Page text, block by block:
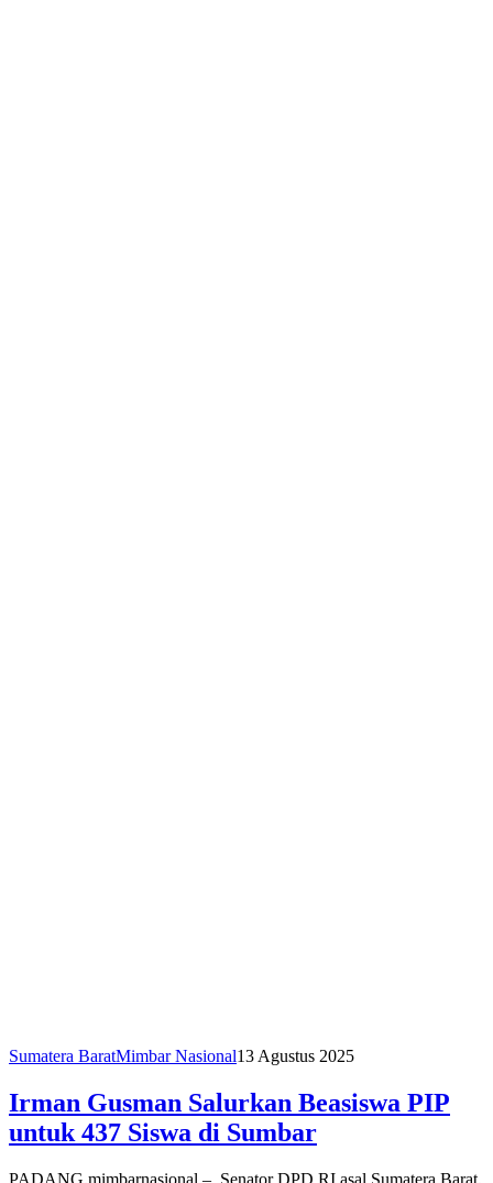
Sumatera BaratMimbar Nasional13 Agustus 2025
Irman Gusman Salurkan Beasiswa PIP
untuk 437 Siswa di Sumbar
PADANG,mimbarnasional – Senator DPD RI asal Sumatera Barat,